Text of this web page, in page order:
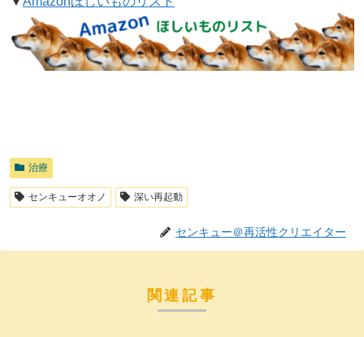
治療
センキューオオノ 深い再起動
センキュー＠再活性クリエイター
関連記事